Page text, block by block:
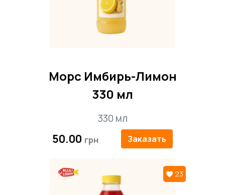
Морс Имбирь-Лимон
330 мл
330 мл
50.00 Заказать
23